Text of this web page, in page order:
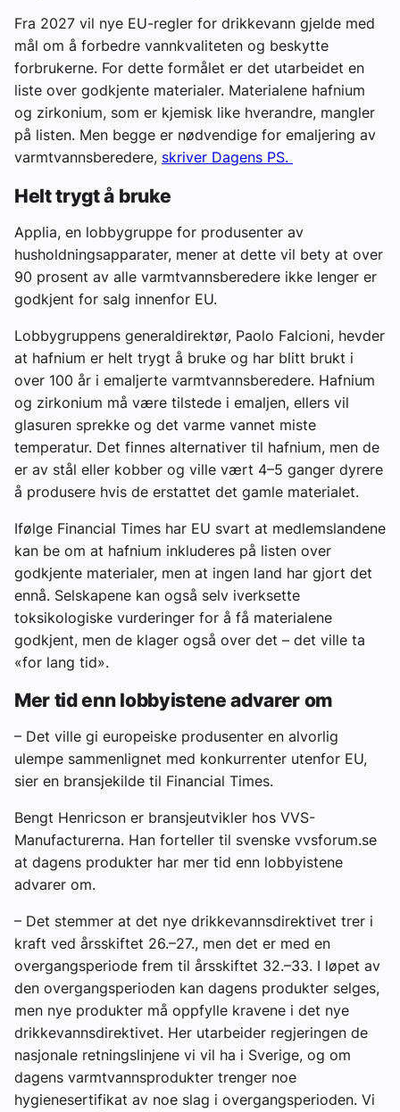
Fra 2027 vil nye EU-regler for drikkevann gjelde med
mål om å forbedre vannkvaliteten og beskytte
forbrukerne. For dette formålet er det utarbeidet en
liste over godkjente materialer. Materialene hafnium
og zirkonium, som er kjemisk like hverandre, mangler
på listen. Men begge er nødvendige for emaljering av
varmtvannsberedere, skriver Dagens PS.
Helt trygt å bruke
Applia, en lobbygruppe for produsenter av
husholdningsapparater, mener at dette vil bety at over
90 prosent av alle varmtvannsberedere ikke lenger er
godkjent for salg innenfor EU.
Lobbygruppens generaldirektør, Paolo Falcioni, hevder
at hafnium er helt trygt å bruke og har blitt brukt i
over 100 år i emaljerte varmtvannsberedere. Hafnium
og zirkonium må være tilstede i emaljen, ellers vil
glasuren sprekke og det varme vannet miste
temperatur. Det finnes alternativer til hafnium, men de
er av stål eller kobber og ville vært 4–5 ganger dyrere
å produsere hvis de erstattet det gamle materialet.
Ifølge Financial Times har EU svart at medlemslandene
kan be om at hafnium inkluderes på listen over
godkjente materialer, men at ingen land har gjort det
ennå. Selskapene kan også selv iverksette
toksikologiske vurderinger for å få materialene
godkjent, men de klager også over det – det ville ta
«for lang tid».
Mer tid enn lobbyistene advarer om
– Det ville gi europeiske produsenter en alvorlig
ulempe sammenlignet med konkurrenter utenfor EU,
sier en bransjekilde til Financial Times.
Bengt Henricson er bransjeutvikler hos VVS-
Manufacturerna. Han forteller til svenske vvsforum.se
at dagens produkter har mer tid enn lobbyistene
advarer om.
– Det stemmer at det nye drikkevannsdirektivet trer i
kraft ved årsskiftet 26.–27., men det er med en
overgangsperiode frem til årsskiftet 32.–33. I løpet av
den overgangsperioden kan dagens produkter selges,
men nye produkter må oppfylle kravene i det nye
drikkevannsdirektivet. Her utarbeider regjeringen de
nasjonale retningslinjene vi vil ha i Sverige, og om
dagens varmtvannsprodukter trenger noe
hygienesertifikat av noe slag i overgangsperioden. Vi